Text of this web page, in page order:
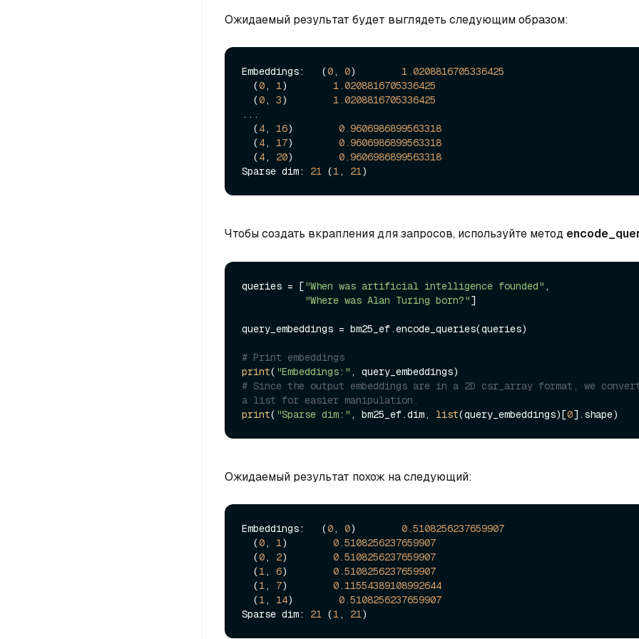
Ожидаемый результат будет выглядеть следующим образом:
Embeddings:   (0, 0) 1.0208816705336425
  (
0, 1) 1.0208816705336425
  (
0, 3) 1.0208816705336425
...
  (
4, 16) 0.9606986899563318
  (
4, 17) 0.9606986899563318
  (
4, 20) 0.9606986899563318
Sparse dim: 21 (1, 21
Чтобы создать вкрапления для запросов, используйте метод
queries = ["When was artificial intelligence founded" ,
"Where was Alan Turing born?"]
query_embeddings = bm25_ef.encode_queries(queries)
# Print embeddings
print( "Embeddings:"
# Since the output embeddings are in a 2D csr_array format, we
a list for easier manipulation.
print( "Sparse dim:" , bm25_ef.dim, list(query_embeddings)[0
Ожидаемый результат похож на следующий:
Embeddings:   (0, 0) 0.5108256237659907
  (
0, 1) 0.5108256237659907
  (
0, 2) 0.5108256237659907
  (
1, 6) 0.5108256237659907
  (
1, 7) 0.11554389108992644
  (
1, 14) 0.5108256237659907
Sparse dim: 21 (1, 21